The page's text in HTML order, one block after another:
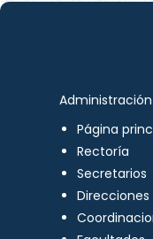
Página
Rectoría
Secretarios
Direcciones